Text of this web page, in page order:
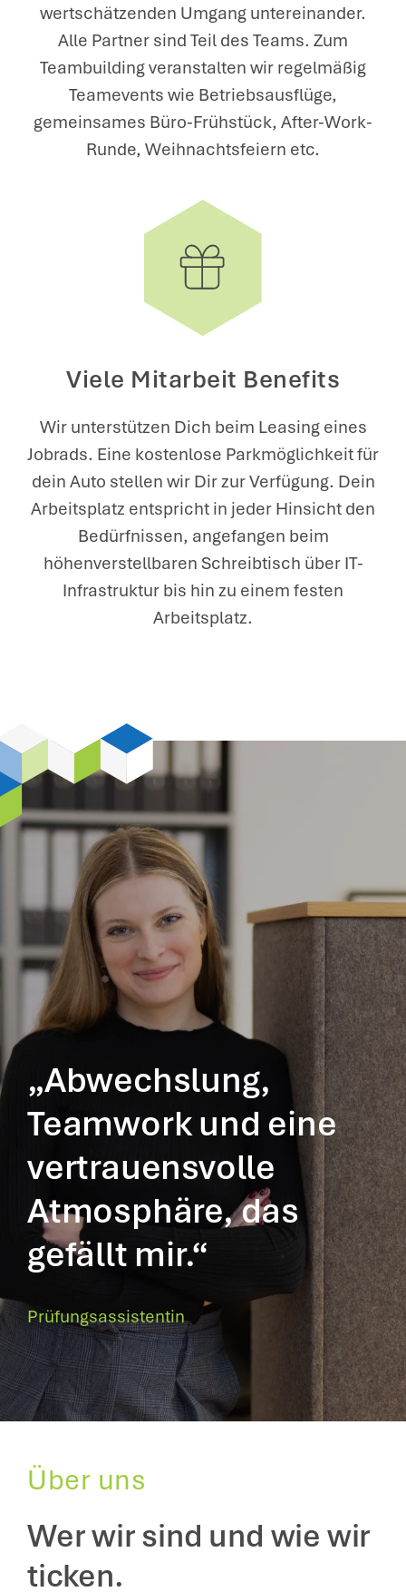
wertschätzenden Umgang untereinander.
Alle Partner sind Teil des Teams. Zum
Teambuilding veranstalten wir regelmäßig
Teamevents wie Betriebsausflüge,
gemeinsames Büro-Frühstück, After-Work-
Runde, Weihnachtsfeiern etc.
Viele Mitarbeit Benefits
Wir unterstützen Dich beim Leasing eines
Jobrads. Eine kostenlose Parkmöglichkeit für
dein Auto stellen wir Dir zur Verfügung. Dein
Arbeitsplatz entspricht in jeder Hinsicht den
Bedürfnissen, angefangen beim
höhenverstellbaren Schreibtisch über IT-
Infrastruktur bis hin zu einem festen
Arbeitsplatz.
„Abwechslung,
Teamwork und eine
vertrauensvolle
Atmosphäre, das
gefällt mir.“
Prüfungsassistentin
Über uns
Wer wir sind und wie wir
ticken.